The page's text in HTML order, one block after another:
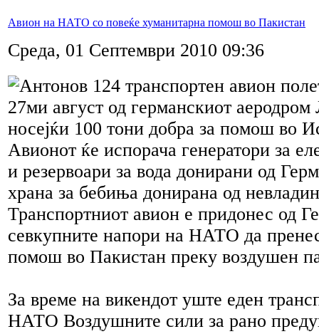
Авион на НАТО со повеќе хуманитарна помош во Пакистан
Среда, 01 Септември 2010 09:36
Антонов 124 транспортен авион
27ми август од германскиот
носејќи 100 тони добра за помош во
Авионот ќе испорача генератори за
и резервоари за вода донирани од
храна за бебиња донирана од
Транспортниот авион е придонес од
севкупните напори на НАТО да
помош во Пакистан преку воздушен
За време на викендот уште еден
НАТО Воздушните сили за рано